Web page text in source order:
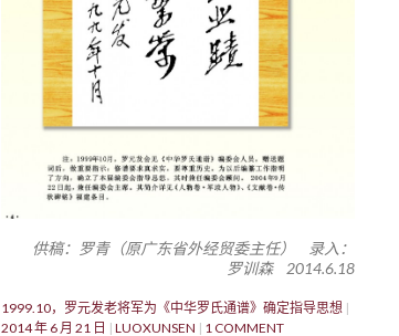
供稿：罗青（原广东省外经贸委主任） 录入：
罗训森 2014.6.18
1999.10，罗元发老将军为《中华罗氏通谱》确定指导思想
2014 年 6 月 21 日
LUOXUNSEN 1 COMMENT